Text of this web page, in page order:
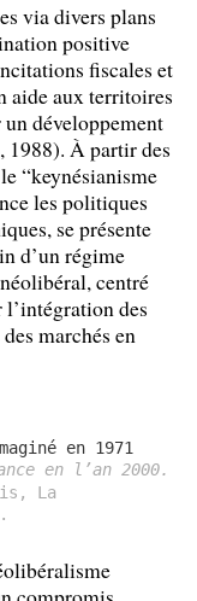
via divers plans
positive
fiscales et
aide aux territoires
développement
, 1988). À partir des
“keynésianisme
les politiques
se présente
d’un régime
centré
des
marchés en
en 1971
en l’an 2000.
La